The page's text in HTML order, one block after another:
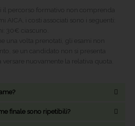
il percorso formativo non comprenda
AICA, i costi associati sono i seguenti:
30€ ciascuno.
una volta prenotati, gli esami non
se un candidato non si presenta
versare nuovamente la relativa quota.
finale sono ripetibili?